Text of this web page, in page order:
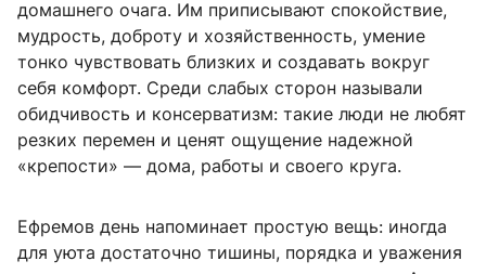
домашнего очага. Им приписывают спокойствие,
мудрость, доброту и хозяйственность, умение
тонко чувствовать близких и создавать вокруг
себя комфорт. Среди слабых сторон называли
обидчивость и консерватизм: такие люди не любят
резких перемен и ценят ощущение надежной
«крепости» — дома, работы и своего круга.
Ефремов день напоминает простую вещь: иногда
для уюта достаточно тишины, порядка и уважения